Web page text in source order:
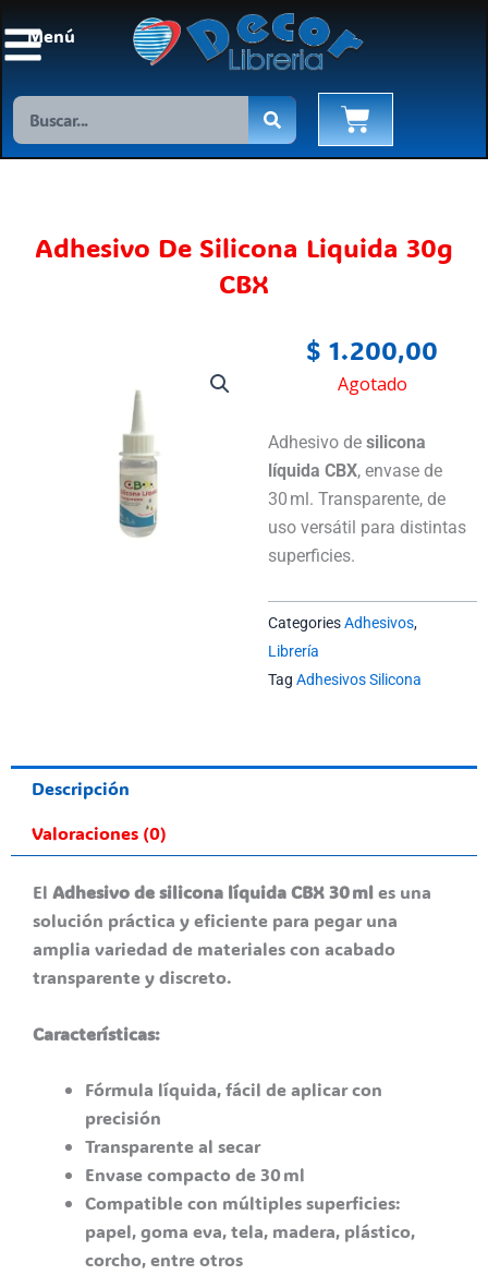
al
Menú
Search Cart
Adhesivo De Silicona Liquida 30g
CBX
$ 1.200,00
Adhesivo de silicona
líquida CBX, envase de
30 ml. Transparente, de
uso versátil para distintas
superficies.
Agotado
CategoriesAdhesivos,
Librería
Tag Adhesivos Silicona
Descripción
Valoraciones (0)
El Adhesivo de silicona líquida CBX 30 mles una
solución práctica y eficiente para pegar una
amplia variedad de materiales con acabado
transparente y discreto.
Características:
Fórmula líquida, fácil de aplicar con
precisión
Transparente al secar
Envase compacto de 30 ml
Compatible con múltiples superficies:
papel, goma eva, tela, madera, plástico,
corcho, entre otros